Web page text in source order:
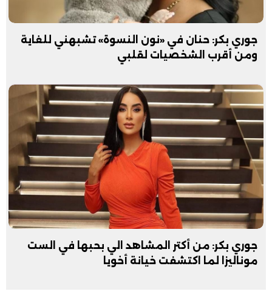
جوري بكر: حنان في «نون النسوة» تشبهني للغاية
ومن أقرب الشخصيات لقلبي
جوري بكر: من أكتر المشاهد الي بحبها في الست
موناليزا لما اكتشفت خيانة أخويا